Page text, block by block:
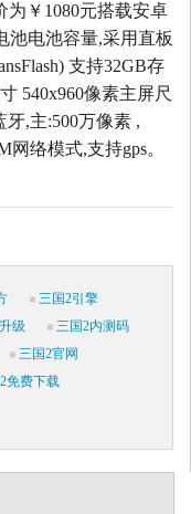
为￥1080元搭载安卓
池电池容量,采用直板
支持32GB存
540x960像素主屏尺
,主:500万像素 ,
络模式,支持gps。
三国2引擎
级
三国2内测码
三国2官网
免费下载